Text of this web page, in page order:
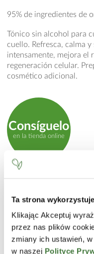
Ta strona
Klikając Akceptuj
przez nas plików
zmiany ich ustawień,
w naszej Polityce
95% de ingredientes de
Tónico sin alcohol para
cuello. Refresca, calma
intensamente, mejora el
regeneración celular.
cosmético adicional.
Consíguelo
en la tienda online
Aplicar con un algodón
INCI
Aqua (Water),